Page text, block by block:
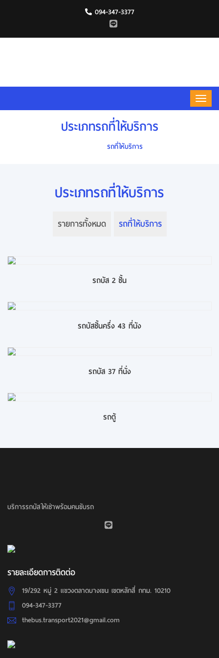
094-347-3377
ประเภทรถที่ให้บริการ
รถที่ให้บริการ
ประเภทรถที่ให้บริการ
รายการทั้งหมด รถที่ให้บริการ
รถบัส 2 ชั้น
รถบัสชั้นครึ่ง 43 ที่นัง
รถบัส 37 ที่นั่ง
รถตู้
บริการรถบัสให้เช่าพร้อมคนขับรถ
รายละเอียดการติดต่อ
19/292 หมู่ 2 แขวงตลาดบางเขน เขตหลักสี่ กทม. 10210
094-347-3377
thebus.transport2021@gmail.com